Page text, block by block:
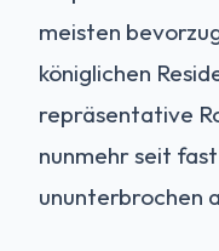
meisten
königlichen
repräsentative
nunmehr seit
ununterbrochen